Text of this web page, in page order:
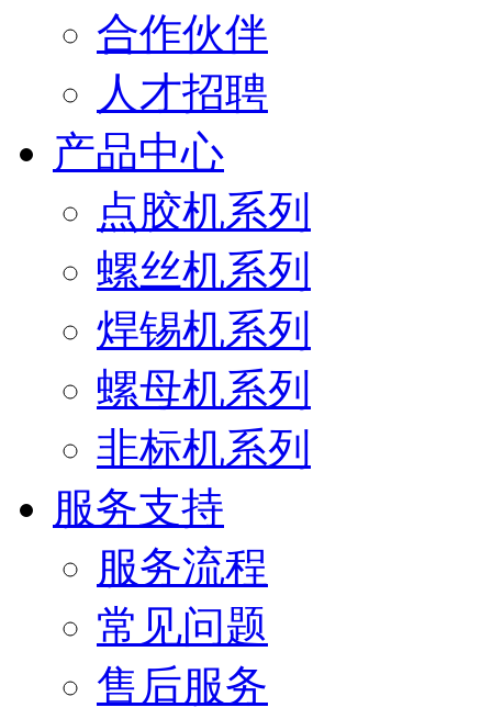
合作伙伴
人才招聘
产品中心
点胶机系列
螺丝机系列
焊锡机系列
螺母机系列
非标机系列
服务支持
服务流程
常见问题
售后服务